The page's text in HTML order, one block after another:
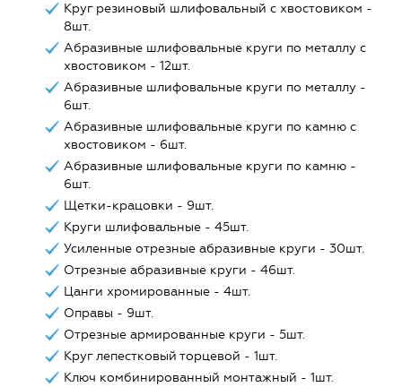
Круг резиновый шлифовальный с хвостовиком -
8шт.
Абразивные шлифовальные круги по металлу с
хвостовиком - 12шт.
Абразивные шлифовальные круги по металлу -
6шт.
Абразивные шлифовальные круги по камню с
хвостовиком - 6шт.
Абразивные шлифовальные круги по камню -
6шт.
Щетки-крацовки - 9шт.
Круги шлифовальные - 45шт.
Усиленные отрезные абразивные круги - 30шт.
Отрезные абразивные круги - 46шт.
Цанги хромированные - 4шт.
Оправы - 9шт.
Отрезные армированные круги - 5шт.
Круг лепестковый торцевой - 1шт.
Ключ комбинированный монтажный - 1шт.